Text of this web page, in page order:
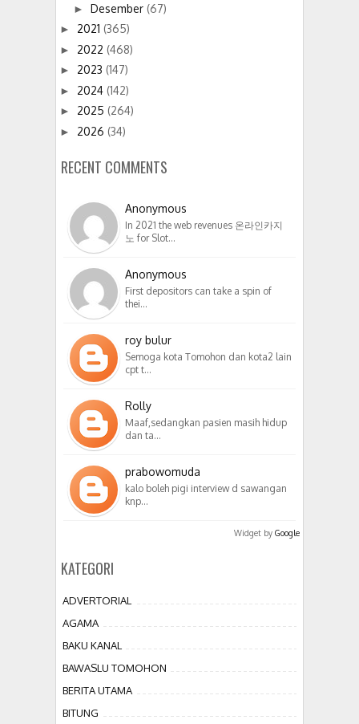
► Desember (67)
► 2021 (365)
► 2022 (468)
► 2023 (147)
► 2024 (142)
► 2025 (264)
► 2026 (34)
RECENT COMMENTS
Anonymous
In 2021 the web revenues 온라인카지
노 for Slot…
Anonymous
First depositors can take a spin of
thei…
roy bulur
Semoga kota Tomohon dan kota2 lain
cpt t…
Rolly
Maaf,sedangkan pasien masih hidup
dan ta…
prabowomuda
kalo boleh pigi interview d sawangan
knp…
Widget by Google
KATEGORI
ADVERTORIAL
AGAMA
BAKU KANAL
BAWASLU TOMOHON
BERITA UTAMA
BITUNG